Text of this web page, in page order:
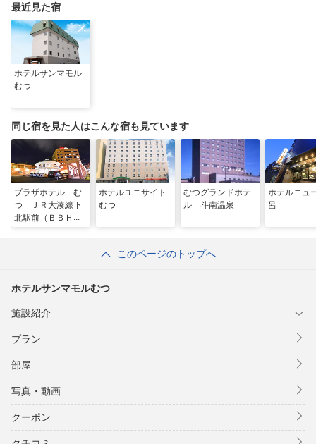
最近見た宿
ホテルサンマモル
むつ
同じ宿を見た人はこんな宿も見ています
プラザホテル む
つ ＪＲ大湊線下
北駅前（ＢＢＨホ
ホテルユニサイト
むつ
むつグランドホテ
ル 斗南温泉
ホテルニュ
呂
このページのトップへ
ホテルサンマモルむつ
施設紹介
プラン
部屋
写真・動画
クーポン